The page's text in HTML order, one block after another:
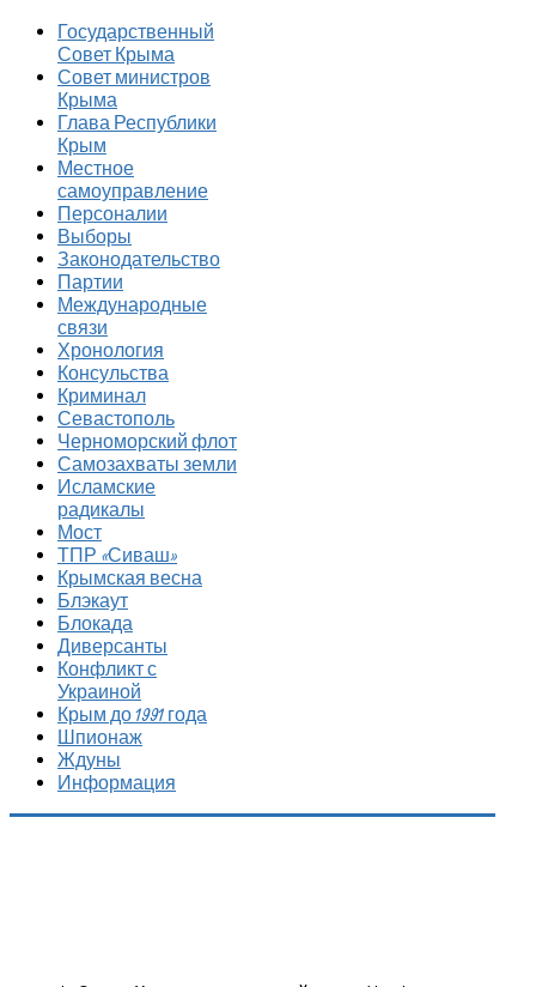
Государственный
Совет Крыма
Совет министров
Крыма
Глава Республики
Крым
Местное
самоуправление
Персоналии
Выборы
Законодательство
Партии
Международные
связи
Хронология
Консульства
Криминал
Севастополь
Черноморский флот
Самозахваты земли
Исламские
радикалы
Мост
ТПР «Сиваш»
Крымская весна
Блэкаут
Блокада
Диверсанты
Конфликт с
Украиной
Крым до 1991 года
Шпионаж
Ждуны
Информация